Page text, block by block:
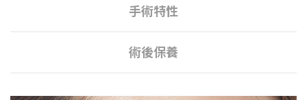
手術特性
術後保養